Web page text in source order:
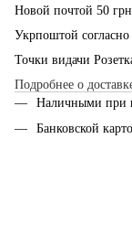
Новой почтой 50 грн.
Укрпоштой согласно
Точки видачи
Подробнее о
Наличными при
Банковской